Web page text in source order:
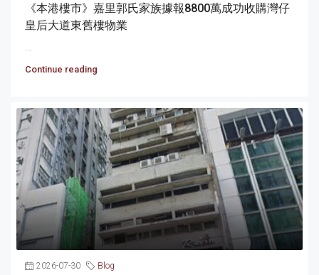
《本港樓市》嘉里郭氏家族據報8800萬成功收購灣仔
皇后大道東舊樓物業
Continue reading
2026-07-30 Blog